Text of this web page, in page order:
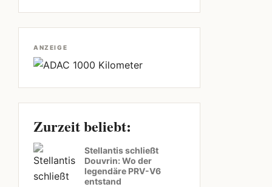
ANZEIGE
Zurzeit beliebt:
Stellantis schließt
Douvrin: Wo der
legendäre PRV-V6
entstand